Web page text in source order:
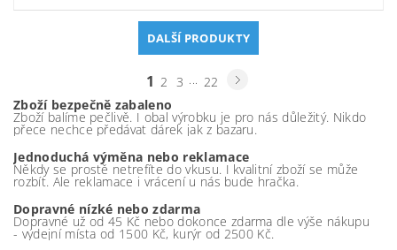
DALŠÍ PRODUKTY
1 2 3
22
Zboží bezpečně zabaleno
Zboží balíme pečlivě. I obal výrobku je pro nás důležitý. Nikdo
přece nechce předávat dárek jak z bazaru.
Jednoduchá výměna nebo reklamace
Někdy se prostě netrefíte do vkusu. I kvalitní zboží se může
rozbít. Ale reklamace i vrácení u nás bude hračka.
Dopravné nízké nebo zdarma
Dopravné už od 45 Kč nebo dokonce zdarma dle výše nákupu
- výdejní místa od 1500 Kč, kurýr od 2500 Kč.